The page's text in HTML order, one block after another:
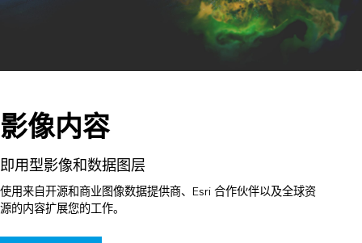
影像内容
即用型影像和数据图层
使用来自开源和商业图像数据提供商、Esri 合作伙伴以及全球资
源的内容扩展您的工作。